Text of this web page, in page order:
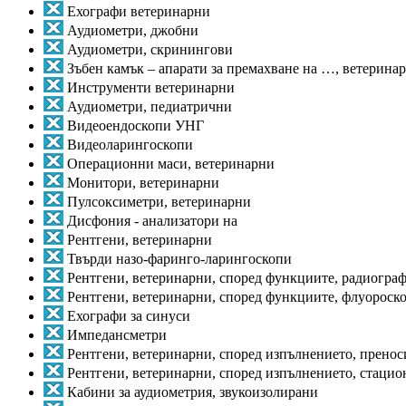
Ехографи ветеринарни
Аудиометри, джобни
Аудиометри, скринингови
Зъбен камък – апарати за премахване на …,
Инструменти ветеринарни
Аудиометри, педиатрични
Видеоендоскопи УНГ
Видеоларингоскопи
Операционни маси, ветеринарни
Монитори, ветеринарни
Пулсоксиметри, ветеринарни
Дисфония - анализатори на
Рентгени, ветеринарни
Твърди назо-фаринго-ларингоскопи
Рентгени, ветеринарни, според функциите,
Рентгени, ветеринарни, според функциите,
Ехографи за синуси
Импедансметри
Рентгени, ветеринарни, според изпълнението,
Рентгени, ветеринарни, според изпълнението,
Кабини за аудиометрия, звукоизолирани